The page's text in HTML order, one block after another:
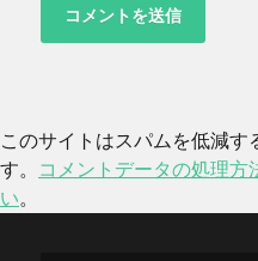
このサイトはスパムを低減
す。
コメントデータの処理方
い。